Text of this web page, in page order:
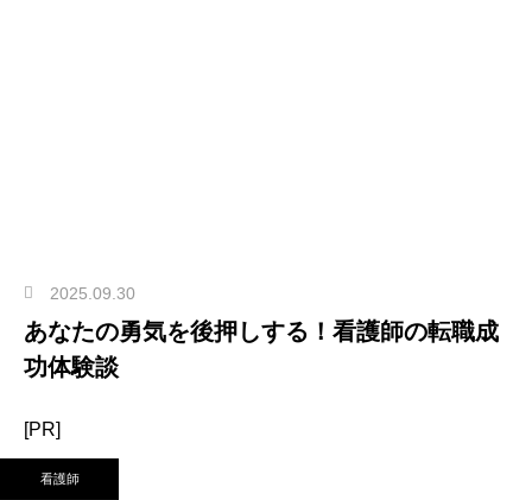
2025.09.30
あなたの勇気を後押しする！看護師の転職成
功体験談
[PR]
看護師